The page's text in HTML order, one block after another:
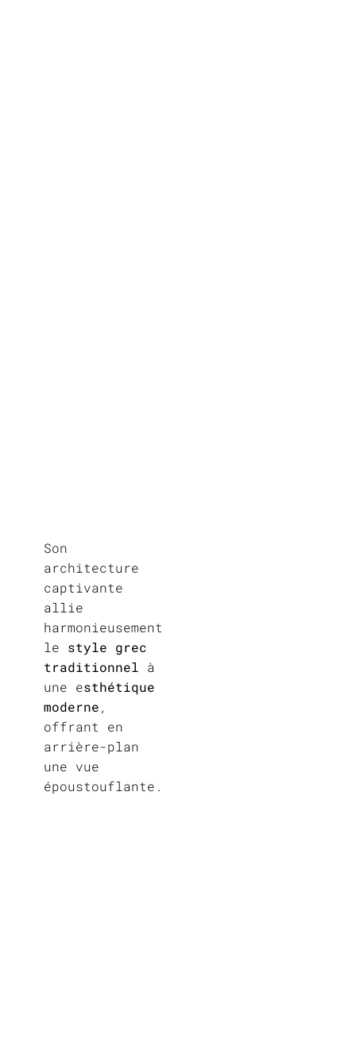
Son
architecture
captivante
allie
harmonieusement
le style grec
traditionnel à
une esthétique
moderne,
offrant en
arrière-plan
une vue
époustouflante.